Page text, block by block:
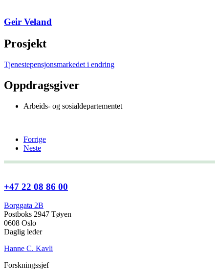
Geir Veland
Prosjekt
Tjenestepensjonsmarkedet i endring
Oppdragsgiver
Arbeids- og sosialdepartementet
Forrige
Neste
+47 22 08 86 00
Borggata 2B
Postboks 2947 Tøyen
0608 Oslo
Daglig leder
Hanne C. Kavli
Forskningssjef